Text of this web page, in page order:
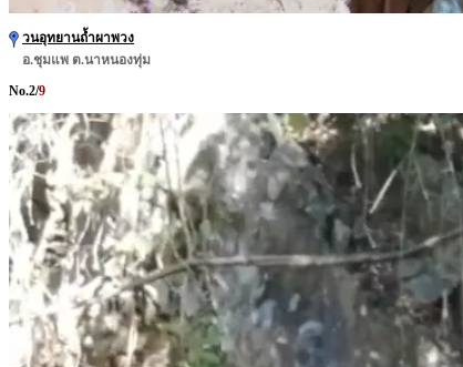
วนอุทยานถ้ำผาพวง
อ.ชุมแพ ต.นาหนองทุ่ม
No.2/9